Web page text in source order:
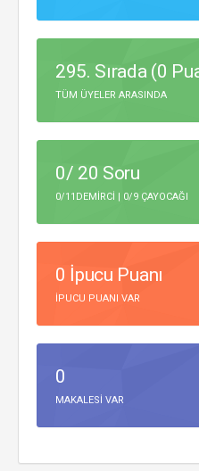
295. Sırada (0
TÜM ÜYELER ARASINDA
0/ 20 Soru
0/11DEMIRCI | 0/9 ÇAYOCAĞI
0 İpucu Puanı
IPUCU PUANI VAR
0
MAKALESI VAR